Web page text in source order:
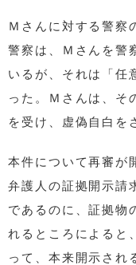
Ｍさんに対する警察
警察は、Ｍさんを警
いるが、それは「任
った。Ｍさんは、そ
を受け、虚偽自白を
本件について再審が
弁護人の証拠開示請
であるのに、証拠物
れるところによると
って、本来開示され